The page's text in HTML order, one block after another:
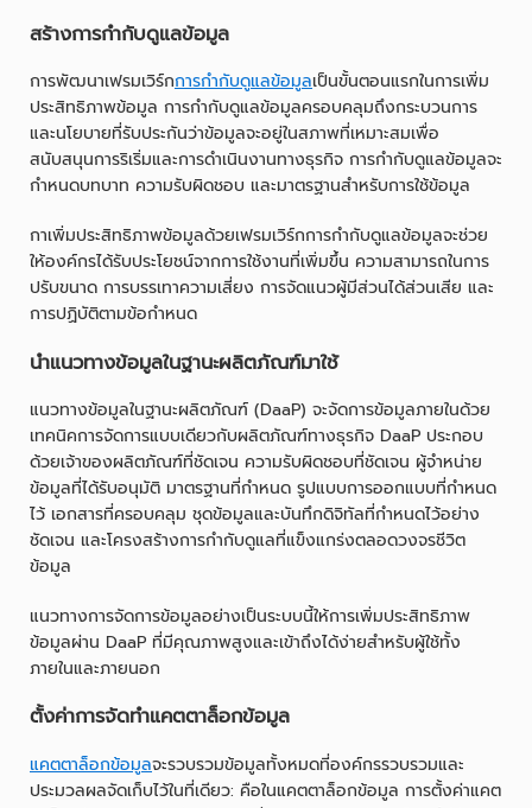
สร้างการกำกับดูแลข้อมูล
การพัฒนาเฟรมเวิร์กการกำกับดูแลข้อมูลเป็นขั้นตอนแรกในการเพิ่ม
ประสิทธิภาพข้อมูล การกำกับดูแลข้อมูลครอบคลุมถึงกระบวนการ
และนโยบายที่รับประกันว่าข้อมูลจะอยู่ในสภาพที่เหมาะสมเพื่อ
สนับสนุนการริเริ่มและการดำเนินงานทางธุรกิจ การกำกับดูแลข้อมูลจะ
กำหนดบทบาท ความรับผิดชอบ และมาตรฐานสำหรับการใช้ข้อมูล
กาเพิ่มประสิทธิภาพข้อมูลด้วยเฟรมเวิร์กการกำกับดูแลข้อมูลจะช่วย
ให้องค์กรได้รับประโยชน์จากการใช้งานที่เพิ่มขึ้น ความสามารถในการ
ปรับขนาด การบรรเทาความเสี่ยง การจัดแนวผู้มีส่วนได้ส่วนเสีย และ
การปฏิบัติตามข้อกำหนด
นำแนวทางข้อมูลในฐานะผลิตภัณฑ์มาใช้
แนวทางข้อมูลในฐานะผลิตภัณฑ์ (DaaP) จะจัดการข้อมูลภายในด้วย
เทคนิคการจัดการแบบเดียวกับผลิตภัณฑ์ทางธุรกิจ DaaP ประกอบ
ด้วยเจ้าของผลิตภัณฑ์ที่ชัดเจน ความรับผิดชอบที่ชัดเจน ผู้จำหน่าย
ข้อมูลที่ได้รับอนุมัติ มาตรฐานที่กำหนด รูปแบบการออกแบบที่กำหนด
ไว้ เอกสารที่ครอบคลุม ชุดข้อมูลและบันทึกดิจิทัลที่กำหนดไว้อย่าง
ชัดเจน และโครงสร้างการกำกับดูแลที่แข็งแกร่งตลอดวงจรชีวิต
ข้อมูล
แนวทางการจัดการข้อมูลอย่างเป็นระบบนี้ให้การเพิ่มประสิทธิภาพ
ข้อมูลผ่าน DaaP ที่มีคุณภาพสูงและเข้าถึงได้ง่ายสำหรับผู้ใช้ทั้ง
ภายในและภายนอก
ตั้งค่าการจัดทำแคตตาล็อกข้อมูล
แคตตาล็อกข้อมูลจะรวบรวมข้อมูลทั้งหมดที่องค์กรรวบรวมและ
ประมวลผลจัดเก็บไว้ในที่เดียว: คือในแคตตาล็อกข้อมูล การตั้งค่าแคต